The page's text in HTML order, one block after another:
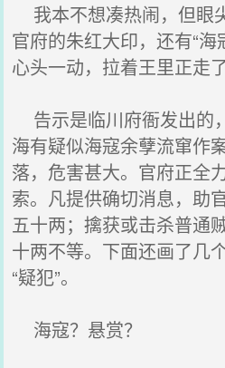
我本不想凑热闹，但眼
官府的朱红大印，还有“海
心头一动，拉着王里正走
告示是临川府衙发出的
海有疑似海寇余孽流窜作
落，危害甚大。官府正全
索。凡提供确切消息，助
五十两；擒获或击杀普通
十两不等。下面还画了几
“疑犯”。
海寇？悬赏？